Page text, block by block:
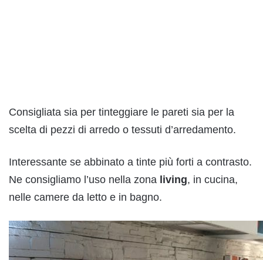
Consigliata sia per tinteggiare le pareti sia per la
scelta di pezzi di arredo o tessuti d’arredamento.
Interessante se abbinato a tinte più forti a contrasto.
Ne consigliamo l’uso nella zona living, in cucina,
nelle camere da letto e in bagno.